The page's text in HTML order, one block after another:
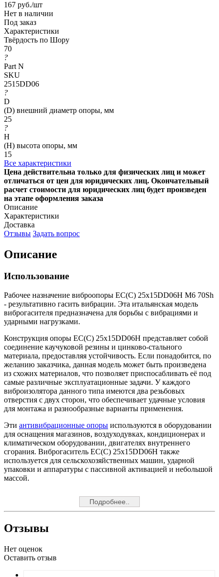
167 руб./шт
Нет в наличии
Под заказ
Характеристики
Твёрдость по Шору
70
?
Part N
SKU
2515DD06
?
D
(D) внешний диаметр опоры, мм
25
?
H
(H) высота опоры, мм
15
Все характеристики
Цена действительна только для физических лиц и может
отличаться от цен для юридических лиц. Окончательный
расчет стоимости для юридических лиц будет произведен
на этапе оформления заказа
Описание
Характеристики
Доставка
Отзывы Задать вопрос
Описание
Использование
Рабочее назначение виброопоры EC(C) 25x15DD06H M6 70Sh
- результативно гасить вибрации. Эта итальянская модель
виброгасителя предназначена для борьбы с вибрациями и
ударными нагрузками.
Конструкция опоры EC(C) 25x15DD06H представляет собой
соединение каучуковой резины и цинково-стального
материала, предоставляя устойчивость. Если понадобится, по
желанию заказчика, данная модель может быть произведена
из схожих материалов, что позволяет приспосабливать её под
самые различные эксплуатационные задачи. У каждого
виброизолятора данного типа имеются два резьбовых
отверстия с двух сторон, что обеспечивает удачные условия
для монтажа и разнообразные варианты применения.
Эти антивибрационные опоры используются в оборудовании
для оснащения магазинов, воздуходувках, кондиционерах и
климатическом оборудовании, двигателях внутреннего
сгорания. Виброгаситель EC(C) 25x15DD06H также
используется для сельскохозяйственных машин, ударной
упаковки и аппаратуры с пассивной активацией и небольшой
массой.
Подробнее..
Отзывы
Нет оценок
Оставить отзыв